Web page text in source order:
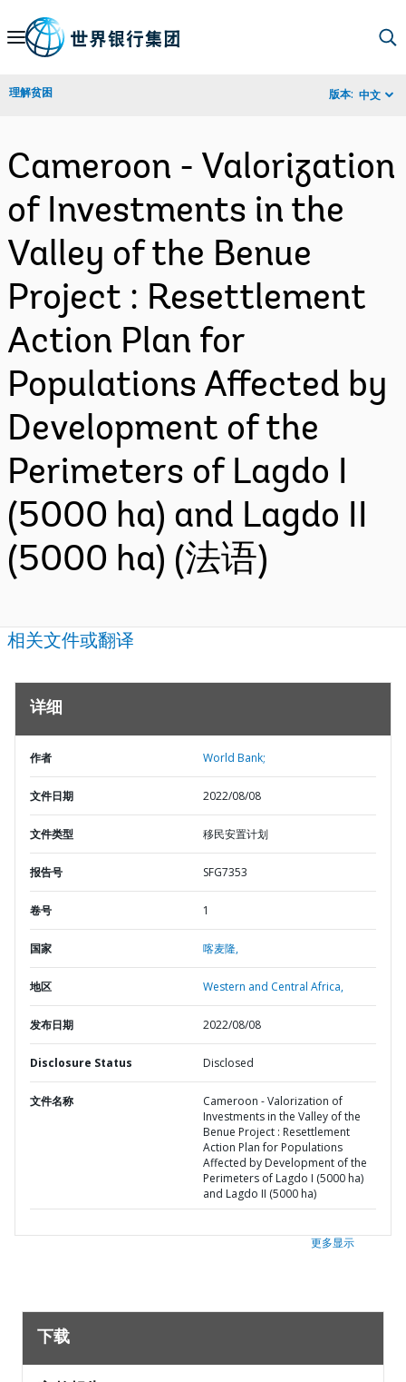
Skip
Navigation
理解贫困 版本: 中文
Cameroon - Valorization
of Investments in the
Valley of the Benue
Project : Resettlement
Action Plan for
Populations Affected by
Development of the
Perimeters of Lagdo I
(5000 ha) and Lagdo II
(5000 ha) (法语)
相关文件或翻译
详细
作者 World Bank;
文件日期 2022/08/08
文件类型 移民安置计划
报告号 SFG7353
卷号 1
国家 喀麦隆,
地区 Western and Central Africa,
发布日期 2022/08/08
Disclosure Status Disclosed
文件名称
Cameroon - Valorization of
Investments in the Valley of the
Benue Project : Resettlement
Action Plan for Populations
Affected by Development of the
Perimeters of Lagdo I (5000 ha)
and Lagdo II (5000 ha)
更多显示
下载